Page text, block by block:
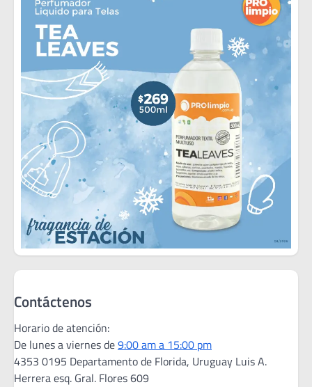
Contáctenos
Horario de atención:
De lunes a viernes de9:00 am a 15:00 pm
4353 0195 Departamento de Florida, Uruguay Luis A.
Herrera esq. Gral. Flores 609